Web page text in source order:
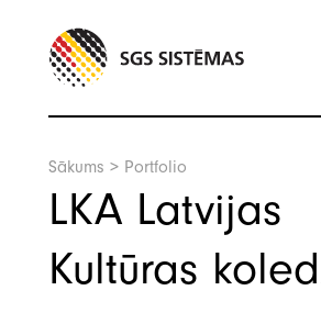
Meklēt
Sākums > Portfolio
LKA Latvijas
Kultūras